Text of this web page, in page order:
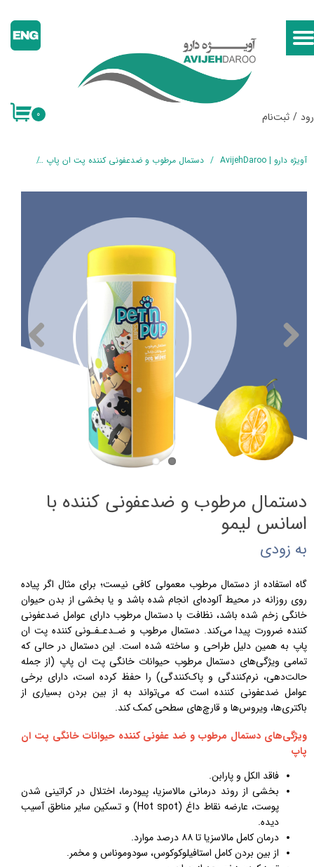
۰ / ثبت‌نام
حساب کاربری من
تغییر گذر واژه
آویژه دارو | AvijehDaroo دستمال مرطوب و ضدعفونی کننده پت ان پاپ
دستمال مرطوب و ضدعفونی کننده با
اسانس لیمو
به زودی
گاه استفاده از دستمال مرطوب معمولی کافی نیست؛ برای مثال اگر پیاده
روی روزانه در محیط آلوده‌ای انجام شده باشد و یا بخشی از بدن حیوان
خانگی زخم شده باشد، نظافت با دستمال مرطوب دارای عوامل ضدعفونی
کننده ضرورت پیدا می‌کند. دستمال مرطوب و ضـدعـفـونی کننده پت ان
پاپ به همین دلیل طراحی و ساخته شده است. این دستمال در حالی که
تمامی ویژگی‌های دستمال مرطوب حیوانات خانگی پت ان پاپ (از جمله
حالت‌دهی، نرم‌کنندگی و پاک‌کنندگی) را حفظ کرده است، دارای برخی
عوامل ضدعفونی کننده است که می‌تواند به از بین بردن بسیاری از
باکتری‌ها، ویروس‌ها و قارچ‌های سطحی کمک کند.
ویژگی‌های دستمال مرطوب و ضد عفونی کننده حيوانات خانگی پت ان
پاپ
فاقد الکل و پارابن.
بخشی از روند درمانی مالاسزیا، پیودرما، اختلال در کراتینی شدن
پوست، عارضه نقاط داغ (Hot spot) و تسکین سایر مناطق آسیب
دیده.
درمان کامل مالاسزیا تا ۸۸ درصد موارد.
از بین بردن کامل استافيلوكوكوس، سودوموناس و مخمر.